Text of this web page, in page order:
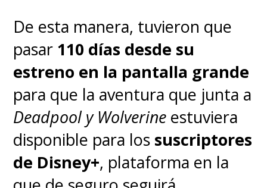
mismos poderes de "Odinson",
su carrera como heroína con el
trueno en las venas tenía un
enorme problema:el cáncer
empeora cada vez que se
transforma en "Mighty Thor",
porque neutraliza la
De esta manera, tuvieron que
pasar 110 días desde su
estreno en la pantalla grande
para que la aventura que junta a
Deadpool y Wolverine estuviera
disponible para los suscriptores
de Disney+, plataforma en la